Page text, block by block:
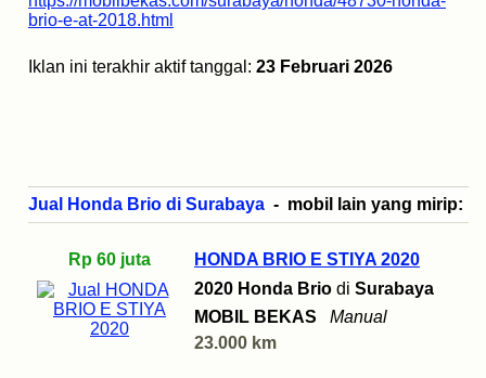
brio-e-at-2018.html
Iklan ini terakhir aktif tanggal: 23 Februari 2026
Jual Honda Brio di Surabaya - mobil lain yang mirip:
Rp 60 juta
HONDA BRIO E STIYA 2020
2020 Honda Brio di Surabaya
MOBIL BEKAS
Manual
23.000 km